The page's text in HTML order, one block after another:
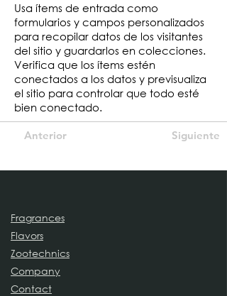
Usa ítems de entrada como
formularios y campos personalizados
para recopilar datos de los visitantes
del sitio y guardarlos en colecciones.
Verifica que los ítems estén
conectados a los datos y previsualiza
el sitio para controlar que todo esté
bien conectado.
Anterior Siguiente
Fragrances
Flavors
Zootechnics
Company
Contact